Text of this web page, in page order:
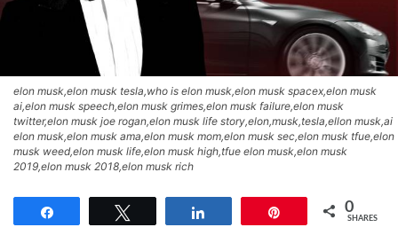
elon musk,elon musk tesla,who is elon musk,elon musk spacex,elon musk
ai,elon musk speech,elon musk grimes,elon musk failure,elon musk
twitter,elon musk joe rogan,elon musk life story,elon,musk,tesla,ellon musk,ai
elon musk,elon musk ama,elon musk mom,elon musk sec,elon musk tfue,elon
musk weed,elon musk life,elon musk high,tfue elon musk,elon musk
2019,elon musk 2018,elon musk rich
0
SHARES